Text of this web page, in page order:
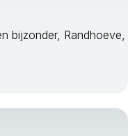
bijzonder, Randhoeve,